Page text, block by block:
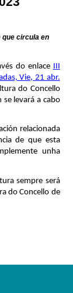
que circula en
do enlace
Vie, 21 abr.
do Concello
levará a cabo
relacionada
de que esta
unha
sempre será
do Concello de